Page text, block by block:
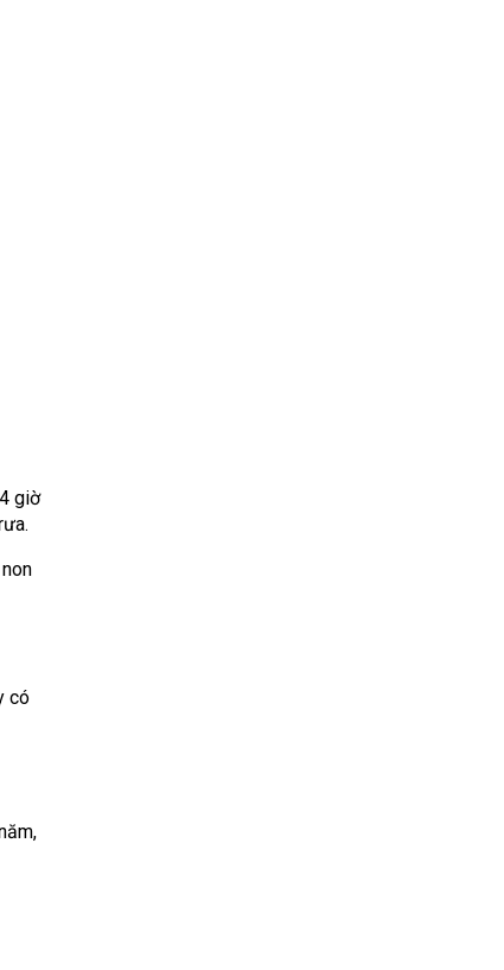
giờ
có